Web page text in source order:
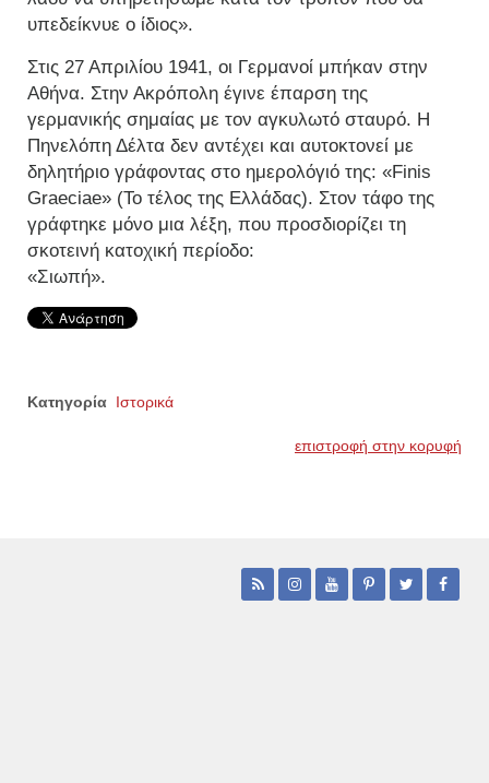
υπεδείκνυε ο ίδιος».
Στις 27 Απριλίου 1941, οι Γερμανοί μπήκαν στην
Αθήνα. Στην Ακρόπολη έγινε έπαρση της
γερμανικής σημαίας με τον αγκυλωτό σταυρό. Η
Πηνελόπη Δέλτα δεν αντέχει και αυτοκτονεί με
δηλητήριο γράφοντας στο ημερολόγιό της: «Finis
Graeciae» (To τέλος της Ελλάδας). Στον τάφο της
γράφτηκε μόνο μια λέξη, που προσδιορίζει τη
σκοτεινή κατοχική περίοδο:
«Σιωπή».
Κατηγορία Ιστορικά
επιστροφή στην κορυφή